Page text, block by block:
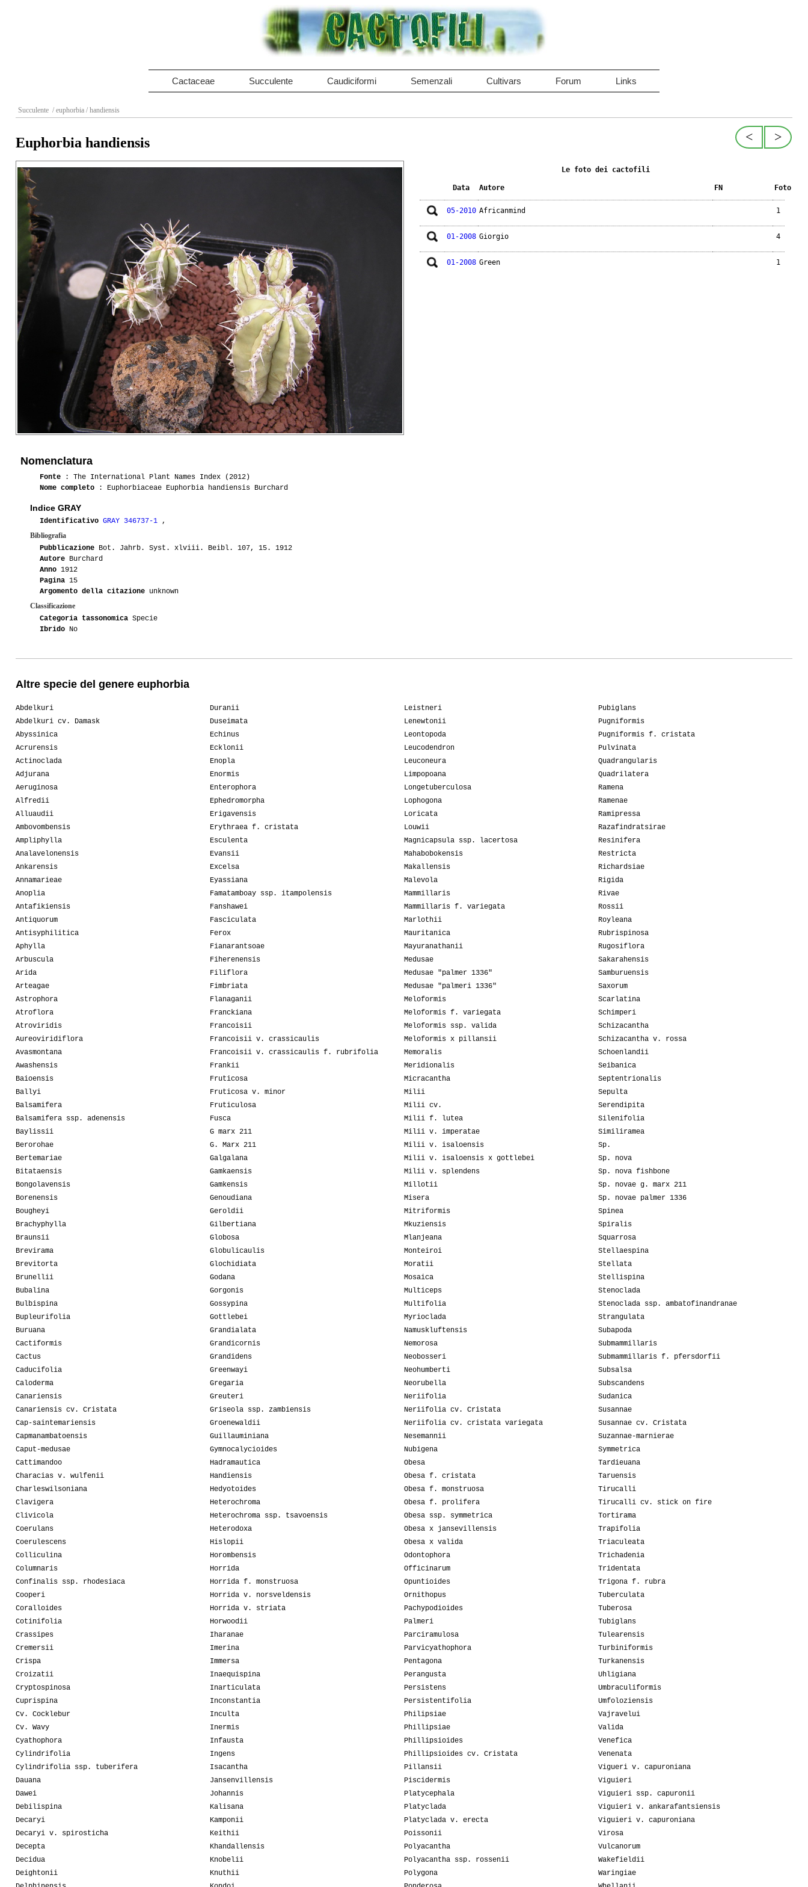
Cactaceae Succulente Caudiciformi Semenzali Cultivars Forum Links
Succulente / euphorbia / handiensis
>
<
Euphorbia handiensis
Le foto dei cactofili
Data Autore FN Foto
05-2010 Africanmind 1
01-2008 Giorgio 4
01-2008 Green 1
Nomenclatura
Fonte : The International Plant Names Index (2012)
Nome completo : Euphorbiaceae Euphorbia handiensis Burchard
Indice GRAY
Identificativo GRAY 346737-1 ,
Bibliografia
Pubblicazione Bot. Jahrb. Syst. xlviii. Beibl. 107, 15. 1912
Autore Burchard
Anno 1912
Pagina 15
Argomento della citazione unknown
Classificazione
Categoria tassonomica Specie
Ibrido No
Altre specie del genere euphorbia
Abdelkuri
Abdelkuri cv. Damask
Abyssinica
Acrurensis
Actinoclada
Adjurana
Aeruginosa
Alfredii
Alluaudii
Ambovombensis
Ampliphylla
Analavelonensis
Ankarensis
Annamarieae
Anoplia
Antafikiensis
Antiquorum
Antisyphilitica
Aphylla
Arbuscula
Arida
Arteagae
Astrophora
Atroflora
Atroviridis
Aureoviridiflora
Avasmontana
Awashensis
Baioensis
Ballyi
Balsamifera
Balsamifera ssp. adenensis
Baylissii
Berorohae
Bertemariae
Bitataensis
Bongolavensis
Borenensis
Bougheyi
Brachyphylla
Braunsii
Brevirama
Brevitorta
Brunellii
Bubalina
Bulbispina
Bupleurifolia
Buruana
Cactiformis
Cactus
Caducifolia
Caloderma
Canariensis
Canariensis cv. Cristata
Cap-saintemariensis
Capmanambatoensis
Caput-medusae
Cattimandoo
Characias v. wulfenii
Charleswilsoniana
Clavigera
Clivicola
Coerulans
Coerulescens
Colliculina
Columnaris
Confinalis ssp. rhodesiaca
Cooperi
Coralloides
Cotinifolia
Crassipes
Cremersii
Crispa
Croizatii
Cryptospinosa
Cuprispina
Cv. Cocklebur
Cv. Wavy
Cyathophora
Cylindrifolia
Cylindrifolia ssp. tuberifera
Dauana
Dawei
Debilispina
Decaryi
Decaryi v. spirosticha
Decepta
Decidua
Deightonii
Duranii
Duseimata
Echinus
Ecklonii
Enopla
Enormis
Enterophora
Ephedromorpha
Erigavensis
Erythraea f. cristata
Esculenta
Evansii
Excelsa
Eyassiana
Famatamboay ssp. itampolensis
Fanshawei
Fasciculata
Ferox
Fianarantsoae
Fiherenensis
Filiflora
Fimbriata
Flanaganii
Franckiana
Francoisii
Francoisii v. crassicaulis
Francoisii v. crassicaulis f. rubrifolia
Frankii
Fruticosa
Fruticosa v. minor
Fruticulosa
Fusca
G marx 211
G. Marx 211
Galgalana
Gamkaensis
Gamkensis
Genoudiana
Geroldii
Gilbertiana
Globosa
Globulicaulis
Glochidiata
Godana
Gorgonis
Gossypina
Gottlebei
Grandialata
Grandicornis
Grandidens
Greenwayi
Gregaria
Greuteri
Griseola ssp. zambiensis
Groenewaldii
Guillauminiana
Gymnocalycioides
Hadramautica
Handiensis
Hedyotoides
Heterochroma
Heterochroma ssp. tsavoensis
Heterodoxa
Hislopii
Horombensis
Horrida
Horrida f. monstruosa
Horrida v. norsveldensis
Horrida v. striata
Horwoodii
Iharanae
Imerina
Immersa
Inaequispina
Inarticulata
Inconstantia
Inculta
Inermis
Infausta
Ingens
Isacantha
Jansenvillensis
Johannis
Kalisana
Kamponii
Keithii
Khandallensis
Knobelii
Knuthii
Leistneri
Lenewtonii
Leontopoda
Leucodendron
Leuconeura
Limpopoana
Longetuberculosa
Lophogona
Loricata
Louwii
Magnicapsula ssp. lacertosa
Mahabobokensis
Makallensis
Malevola
Mammillaris
Mammillaris f. variegata
Marlothii
Mauritanica
Mayuranathanii
Medusae
Medusae "palmer 1336"
Medusae "palmeri 1336"
Meloformis
Meloformis f. variegata
Meloformis ssp. valida
Meloformis x pillansii
Memoralis
Meridionalis
Micracantha
Milii
Milii cv.
Milii f. lutea
Milii v. imperatae
Milii v. isaloensis
Milii v. isaloensis x gottlebei
Milii v. splendens
Millotii
Misera
Mitriformis
Mkuziensis
Mlanjeana
Monteiroi
Moratii
Mosaica
Multiceps
Multifolia
Myrioclada
Namuskluftensis
Nemorosa
Neobosseri
Neohumberti
Neorubella
Neriifolia
Neriifolia cv. Cristata
Neriifolia cv. cristata variegata
Nesemannii
Nubigena
Obesa
Obesa f. cristata
Obesa f. monstruosa
Obesa f. prolifera
Obesa ssp. symmetrica
Obesa x jansevillensis
Obesa x valida
Odontophora
Officinarum
Opuntioides
Ornithopus
Pachypodioides
Palmeri
Parciramulosa
Parvicyathophora
Pentagona
Perangusta
Persistens
Persistentifolia
Philipsiae
Phillipsiae
Phillipsioides
Phillipsioides cv. Cristata
Pillansii
Piscidermis
Platycephala
Platyclada
Platyclada v. erecta
Poissonii
Polyacantha
Polyacantha ssp. rossenii
Polygona
Pubiglans
Pugniformis
Pugniformis f. cristata
Pulvinata
Quadrangularis
Quadrilatera
Ramena
Ramenae
Ramipressa
Razafindratsirae
Resinifera
Restricta
Richardsiae
Rigida
Rivae
Rossii
Royleana
Rubrispinosa
Rugosiflora
Sakarahensis
Samburuensis
Saxorum
Scarlatina
Schimperi
Schizacantha
Schizacantha v. rossa
Schoenlandii
Seibanica
Septentrionalis
Sepulta
Serendipita
Silenifolia
Similiramea
Sp.
Sp. nova
Sp. nova fishbone
Sp. novae g. marx 211
Sp. novae palmer 1336
Spinea
Spiralis
Squarrosa
Stellaespina
Stellata
Stellispina
Stenoclada
Stenoclada ssp. ambatofinandranae
Strangulata
Subapoda
Submammillaris
Submammillaris f. pfersdorfii
Subsalsa
Subscandens
Sudanica
Susannae
Susannae cv. Cristata
Suzannae-marnierae
Symmetrica
Tardieuana
Taruensis
Tirucalli
Tirucalli cv. stick on fire
Tortirama
Trapifolia
Triaculeata
Trichadenia
Tridentata
Trigona f. rubra
Tuberculata
Tuberosa
Tubiglans
Tulearensis
Turbiniformis
Turkanensis
Uhligiana
Umbraculiformis
Umfoloziensis
Vajravelui
Valida
Venefica
Venenata
Vigueri v. capuroniana
Viguieri
Viguieri ssp. capuronii
Viguieri v. ankarafantsiensis
Viguieri v. capuroniana
Virosa
Vulcanorum
Wakefieldii
Waringiae